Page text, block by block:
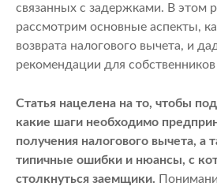
связанных с задержками. В этом
рассмотрим основные аспекты,
возврата налогового вычета, и
рекомендации для
Статья нацелена на то, чтобы
какие шаги необходимо
получения налогового вычета, а
типичные ошибки и нюансы, с
столкнуться заемщики.